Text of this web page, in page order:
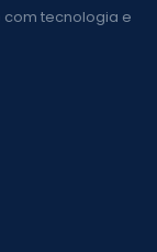
com tecnologia e